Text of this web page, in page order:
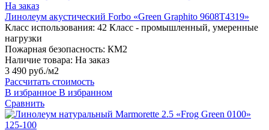
На заказ
Линолеум акустический Forbo «Green Graphito 9608T4319»
Класс использования: 42 Класс - промышленный, умеренные
нагрузки
Пожарная безопасность: КМ2
Наличие товара: На заказ
3 490 руб./м2
Рассчитать стоимость
В избранное В избранном
Сравнить